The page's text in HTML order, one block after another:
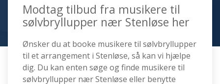
Modtag tilbud fra musikere til
sølvbryllupper nær Stenløse her
Ønsker du at booke musikere til sølvbryllupper
til et arrangement i Stenløse, så kan vi hjælpe
dig. Du kan enten søge og finde musikere til
sølvbryllupper nær Stenløse eller benytte